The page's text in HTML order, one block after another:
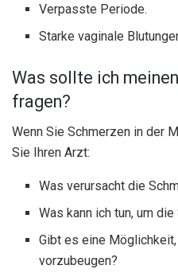
Verpasste Periode.
Starke vaginale
Was sollte ich
fragen?
Wenn Sie Schmerzen in der
Sie Ihren Arzt:
Was verursacht die
Was kann ich tun, um
Gibt es eine
vorzubeugen?